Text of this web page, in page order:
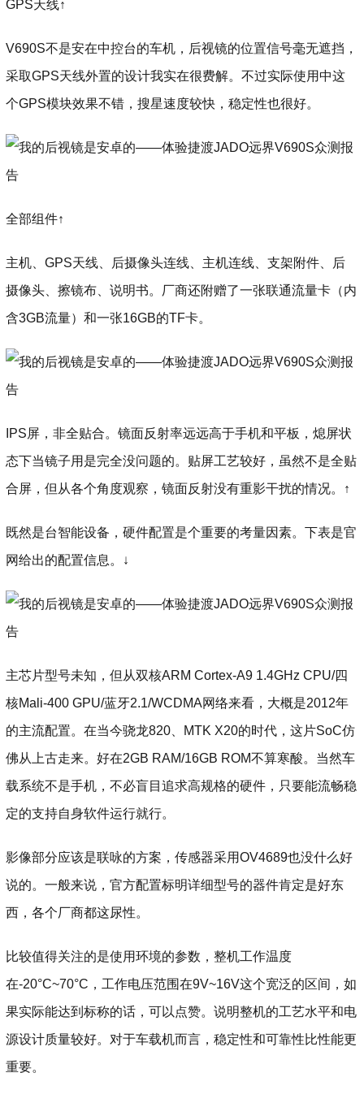
GPS天线↑
V690S不是安在中控台的车机，后视镜的位置信号毫无遮挡，
采取GPS天线外置的设计我实在很费解。不过实际使用中这
个GPS模块效果不错，搜星速度较快，稳定性也很好。
全部组件↑
主机、GPS天线、后摄像头连线、主机连线、支架附件、后
摄像头、擦镜布、说明书。厂商还附赠了一张联通流量卡（内
含3GB流量）和一张16GB的TF卡。
IPS屏，非全贴合。镜面反射率远远高于手机和平板，熄屏状
态下当镜子用是完全没问题的。贴屏工艺较好，虽然不是全贴
合屏，但从各个角度观察，镜面反射没有重影干扰的情况。↑
既然是台智能设备，硬件配置是个重要的考量因素。下表是官
网给出的配置信息。↓
主芯片型号未知，但从双核ARM Cortex-A9 1.4GHz CPU/四
核Mali-400 GPU/蓝牙2.1/WCDMA网络来看，大概是2012年
的主流配置。在当今骁龙820、MTK X20的时代，这片SoC仿
佛从上古走来。好在2GB RAM/16GB ROM不算寒酸。当然车
载系统不是手机，不必盲目追求高规格的硬件，只要能流畅稳
定的支持自身软件运行就行。
影像部分应该是联咏的方案，传感器采用OV4689也没什么好
说的。一般来说，官方配置标明详细型号的器件肯定是好东
西，各个厂商都这尿性。
比较值得关注的是使用环境的参数，整机工作温度
在-20°C~70°C，工作电压范围在9V~16V这个宽泛的区间，如
果实际能达到标称的话，可以点赞。说明整机的工艺水平和电
源设计质量较好。对于车载机而言，稳定性和可靠性比性能更
重要。